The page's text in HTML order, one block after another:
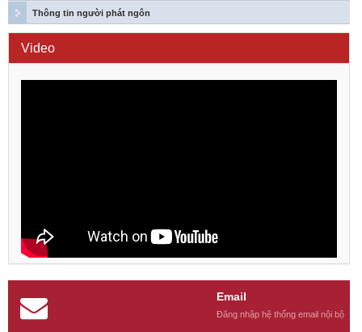
Thông tin người phát ngôn
Video
Email
Đăng nhập hệ thống email nội bộ